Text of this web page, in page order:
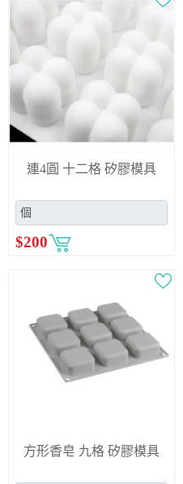
連4圓 十二格 矽膠模具
$200
方形香皂 九格 矽膠模具